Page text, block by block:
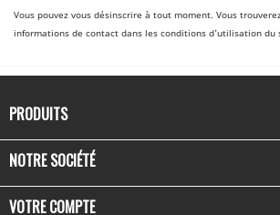
Vous pouvez vous désinscrire à tout moment. Vous
informations de contact dans les conditions d'utilisation du
PRODUITS
NOTRE SOCIÉTÉ
VOTRE COMPTE